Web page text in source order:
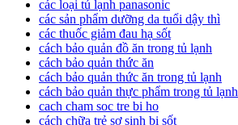
các loại tủ lạnh panasonic
các sản phẩm dưỡng da tuổi dậy thì
các thuốc giảm đau hạ sốt
cách bảo quản đồ ăn trong tủ lạnh
cách bảo quản thức ăn
cách bảo quản thức ăn trong tủ lạnh
cách bảo quản thực phẩm trong tủ lạnh
cach cham soc tre bi ho
cách chữa trẻ sơ sinh bị sốt